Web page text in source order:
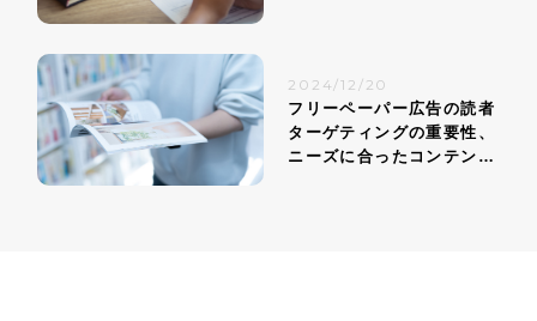
2024/12/20
フリーペーパー広告の読者
ターゲティングの重要性、
ニーズに合ったコンテンツ